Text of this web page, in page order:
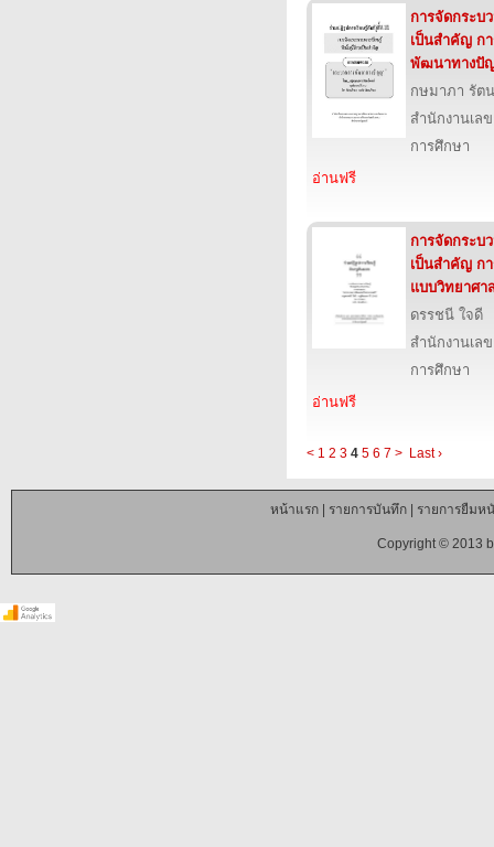
การจัดกระบ
เป็นสำคัญ ก
พัฒนาทางปั
กษมาภา รัต
สำนักงานเล
การศึกษา
อ่านฟรี
การจัดกระบ
เป็นสำคัญ ก
แบบวิทยาศา
ดรรชนี ใจดี
สำนักงานเล
การศึกษา
อ่านฟรี
< 1 2 3 4 5 6 7 > Last ›
หน้าแรก| รายการบันทึก| รายการยืมห
Copyright © 2013